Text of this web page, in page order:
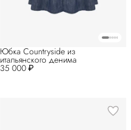
35 000 ₽
Юбка Countryside из
итальянского денима